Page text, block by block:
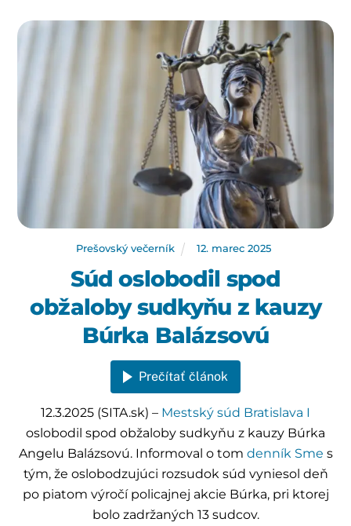
Prešovský večerník 12. marec 2025
Súd oslobodil spod
obžaloby sudkyňu z kauzy
Búrka Balázsovú
Prečítať článok
12.3.2025 (SITA.sk) – Mestský súd Bratislava I
oslobodil spod obžaloby sudkyňu z kauzy Búrka
Angelu Balázsovú. Informoval o tom denník Sme s
tým, že oslobodzujúci rozsudok súd vyniesol deň
po piatom výročí policajnej akcie Búrka, pri ktorej
bolo zadržaných 13 sudcov.